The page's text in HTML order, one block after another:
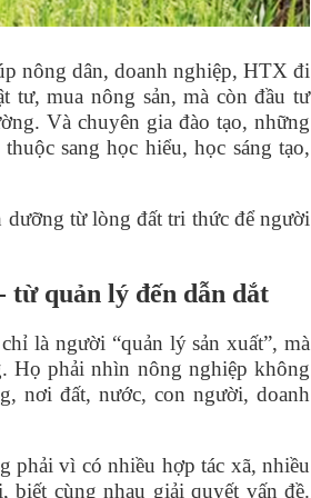
nông dân, doanh nghiệp, HTXđi
tư, mua nông sản, mà còn đầu tư
Và chuyên gia đào tạo, những
sang học hiểu, học sáng tạo,
dưỡng từ lòng đất tri thức để người
từ quản lý đến dẫn dắt
là người “quản lý sản xuất”, mà
Họ phải nhìn nông nghiệp không
nơi đất, nước, con người, doanh
phải vì có nhiều hợp tác xã, nhiều
biết cùng nhau giải quyết vấn đề.